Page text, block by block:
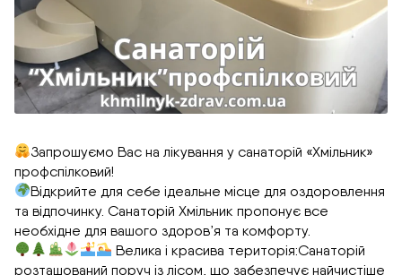
Запрошуємо Вас на лікування у санаторій «Хмільник»
профспілковий!
Відкрийте для себе ідеальне місце для оздоровлення
та відпочинку. Санаторій Хмільник пропонує все
необхідне для вашого здоров’я та комфорту.
Велика і красива територія:Санаторій
розташований поруч із лісом, що забезпечує найчистіше